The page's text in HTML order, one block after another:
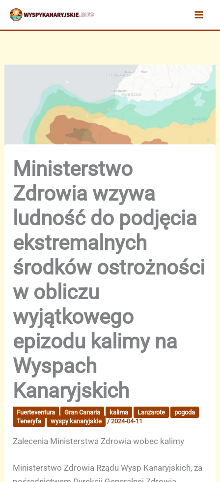
Przejdź
treści
Ministerstwo
Zdrowia wzywa
ludność do podjęcia
ekstremalnych
środków ostrożności
w obliczu
wyjątkowego
epizodu kalimy na
Wyspach
Kanaryjskich
Fuerteventura Gran Canaria kalima Lanzarote
pogoda
Teneryfa
wyspy kanaryjskie /2024-04-11
Zalecenia Ministerstwa Zdrowia wobec kalimy
Ministerstwo Zdrowia Rządu Wysp Kanaryjskich, za